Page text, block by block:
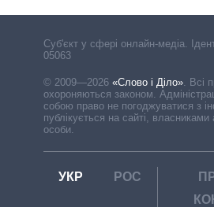
Cуб'єкт у сфері онлайн-медіа.
05063
© 2009—2026 «Слово і Діло». Всі
охороняються законом.
собою право не погоджуватися з
публікується на сайті, власниками
особи.
УКР РОС